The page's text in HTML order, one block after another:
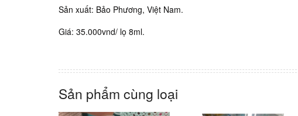
Sản xuất: Bảo Phương, Việt Nam.
Giá: 35.000vnd/ lọ 8ml.
Sản phẩm cùng loại